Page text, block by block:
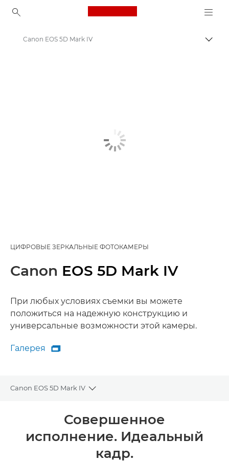
Canon Logo, back to
Canon EOS 5D Mark IV
ЦИФРОВЫЕ ЗЕРКАЛЬНЫЕ ФОТОКАМЕРЫ
Canon EOS 5D Mark IV
При любых условиях съемки вы можете
положиться на надежную конструкцию и
универсальные возможности этой камеры.
Галерея
Галерея

Canon EOS 5D Mark IV
Toggle breadcrumbs
Общая информация
Технические характеристики
Совершенное
исполнение. Идеальный
кадр.